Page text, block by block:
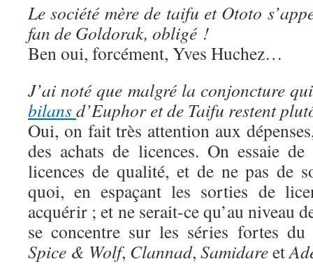
Le société mère de taifu et Ototo
fan de Goldorak, obligé !
Ben oui, forcément, Yves Huchez…
J’ai noté que malgré la conjoncture
bilansd’Euphor et de Taifu restent
Oui, on fait très attention aux
des achats de licences. On essaie
licences de qualité, et de ne pas de
quoi, en espaçant les sorties de
acquérir ; et ne serait-ce qu’au niveau
se concentre sur les séries fortes du
Spice & Wolf, Clannad, Samidareet